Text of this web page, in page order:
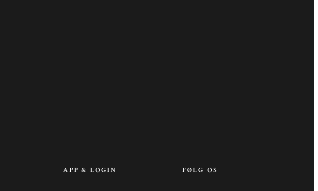
APP & LOGIN FØLG OS